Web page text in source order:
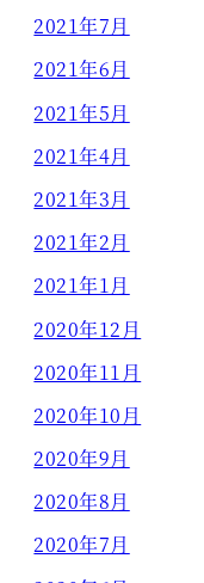
2021年7月
2021年6月
2021年5月
2021年4月
2021年3月
2021年2月
2021年1月
2020年12月
2020年11月
2020年10月
2020年9月
2020年8月
2020年7月